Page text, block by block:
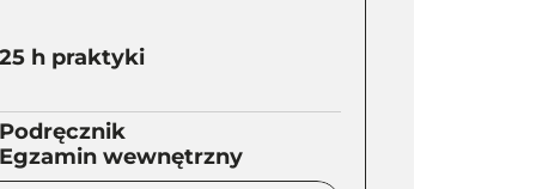
h praktyki
wewnętrzny